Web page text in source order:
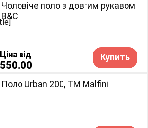
Чоловіче поло з довгим рукавом
B&C
Ціна від
550.00
Купить
Поло Urban 200, TM Malfini